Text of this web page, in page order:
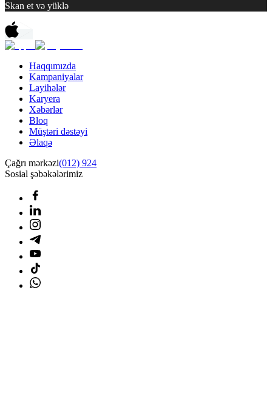
Skan et və yüklə
Haqqımızda
Kampaniyalar
Layihələr
Karyera
Xəbərlər
Bloq
Müştəri dəstəyi
Əlaqə
Çağrı mərkəzi(012) 924
Sosial şəbəkələrimiz